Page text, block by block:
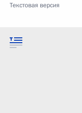
Текстовая версия